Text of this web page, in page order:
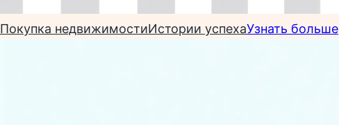
Покупка недвижимостиИстории успехаУзнать больше